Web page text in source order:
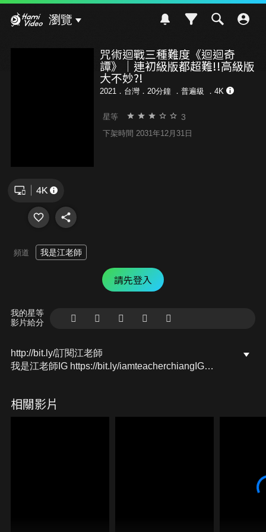
瀏覽
咒術迴戰三種難度《迴迴奇
譚》｜連初級版都超難!!高級版
大不妙?!
2021．台灣．20分鐘 ． 普遍級 ．4K
星等 3
下架時間 2031年12月31日
頻道 我是江老師
請先登入
我的星等
影片給分
http://bit.ly/訂閱江老師
我是江老師IG https://bit.ly/iamteacherchiangIG
合作訊息聯絡，或是寫信給我：
iamteacherchiang@gmail.com
相關影片